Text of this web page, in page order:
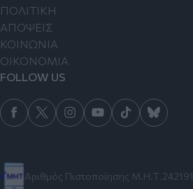
Αριθμός Πιστοποίησης Μ.Η.Τ.242191
ΠΟΛΙΤΙΚΗ
ΑΠΟΨΕΙΣ
ΚΟΙΝΩΝΙΑ
ΟΙΚΟΝΟΜΙΑ
FOLLOW US